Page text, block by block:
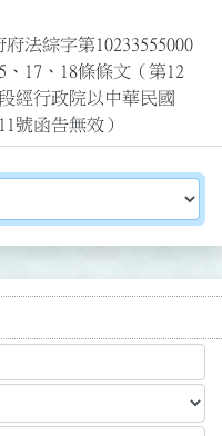
法綜字第10233555000
17、18條條文（第12
經行政院以中華民國
號函告無效）